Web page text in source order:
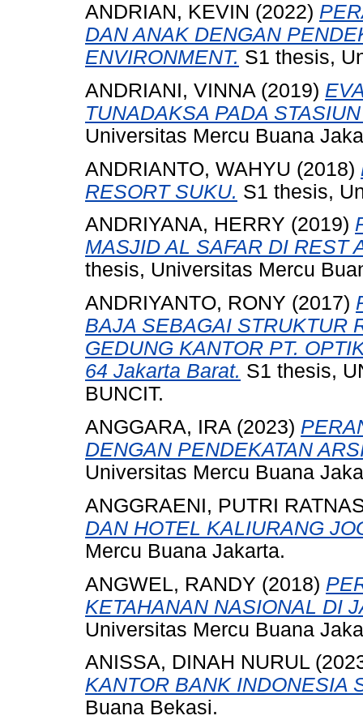
ANDRIAN, KEVIN (2022)
DAN ANAK DENGAN
ENVIRONMENT. S1 thesis,
ANDRIANI, VINNA (2019)
TUNADAKSA PADA
Universitas Mercu Buana
ANDRIANTO, WAHYU (2018)
RESORT SUKU. S1 thesis,
ANDRIYANA, HERRY (2019)
MASJID AL SAFAR DI REST
thesis, Universitas Mercu
ANDRIYANTO, RONY (2017)
BAJA SEBAGAI STRUKTUR
GEDUNG KANTOR PT.
64 Jakarta Barat. S1 thesis,
BUNCIT.
ANGGARA, IRA (2023)
DENGAN PENDEKATAN
Universitas Mercu Buana
ANGGRAENI, PUTRI
DAN HOTEL KALIURANG
Mercu Buana Jakarta.
ANGWEL, RANDY (2018)
KETAHANAN NASIONAL DI
Universitas Mercu Buana
ANISSA, DINAH NURUL
KANTOR BANK INDONESIA
Buana Bekasi.